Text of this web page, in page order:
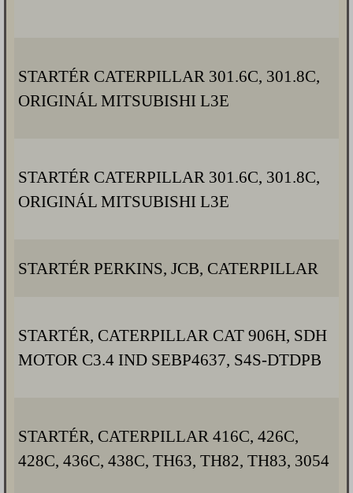
STARTÉR CATERPILLAR 301.6C, 301.8C,
ORIGINÁL MITSUBISHI L3E
STARTÉR CATERPILLAR 301.6C, 301.8C,
ORIGINÁL MITSUBISHI L3E
STARTÉR PERKINS, JCB, CATERPILLAR
STARTÉR, CATERPILLAR CAT 906H, SDH
MOTOR C3.4 IND SEBP4637, S4S-DTDPB
STARTÉR, CATERPILLAR 416C, 426C,
428C, 436C, 438C, TH63, TH82, TH83, 3054